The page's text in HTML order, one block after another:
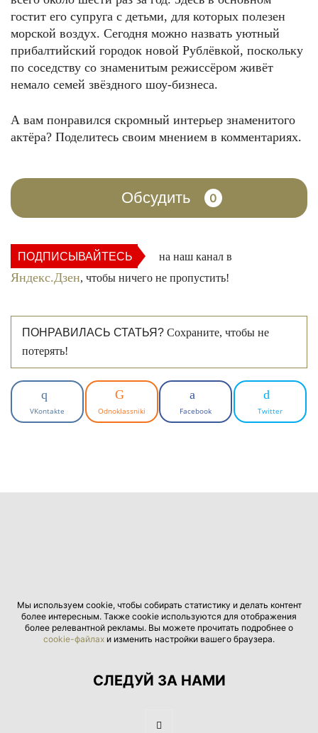
гостит его супруга с детьми, для которых полезен
морской воздух. Сегодня можно назвать уютный
прибалтийский городок новой Рублёвкой, поскольку
по соседству со знаменитым режиссёром живёт
немало семей звёздного шоу-бизнеса.
А вам понравился скромный интерьер знаменитого
актёра? Поделитесь своим мнением в комментариях.
Обсудить 0
ПОДПИСЫВАЙТЕСЬ на наш канал в
Яндекс.Дзен, чтобы ничего не пропустить!
ПОНРАВИЛАСЬ СТАТЬЯ? Сохраните, чтобы не
потерять!
VKontakte Odnoklassniki Facebook Twitter
Мы используем cookie, чтобы собирать статистику и делать контент
более интересным. Также cookie используются для отображения
более релевантной рекламы. Вы можете прочитать подробнее о
cookie-файлах и изменить настройки вашего браузера.
СЛЕДУЙ ЗА НАМИ